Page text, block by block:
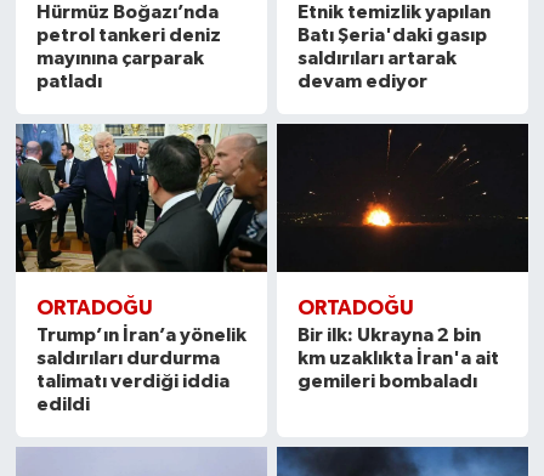
Hürmüz Boğazı’nda
petrol tankeri deniz
mayınına çarparak
patladı
Etnik temizlik yapılan
Batı Şeria'daki gasıp
saldırıları artarak
devam ediyor
ORTADOĞU
Trump’ın İran’a yönelik
saldırıları durdurma
talimatı verdiği iddia
edildi
ORTADOĞU
Bir ilk: Ukrayna 2 bin
km uzaklıkta İran'a ait
gemileri bombaladı